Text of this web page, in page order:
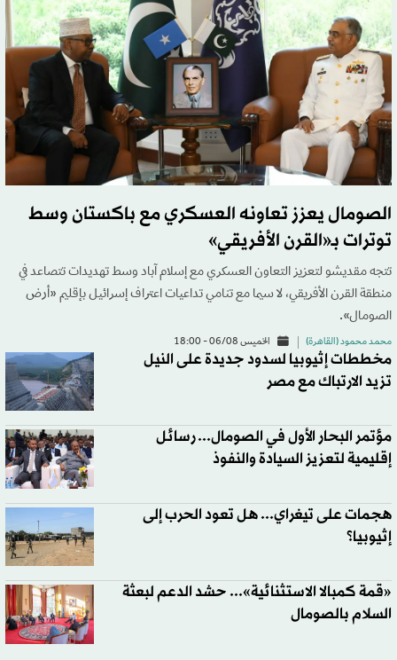
الصومال يعزز تعاونه العسكري مع باكستان وسط
توترات بـ«القرن الأفريقي»
تتجه مقديشو لتعزيز التعاون العسكري مع إسلام آباد وسط تهديدات تتصاعد في
منطقة القرن الأفريقي، لا سيما مع تنامي تداعيات اعتراف إسرائيل بإقليم «أرض
الصومال».
محمد محمود (القاهرة) الخميس 06/08 - 18:00
مخططات إثيوبيا لسدود جديدة على النيل
تزيد الارتباك مع مصر
مؤتمر البحار الأول في الصومال... رسائل
إقليمية لتعزيز السيادة والنفوذ
هجمات على تيغراي... هل تعود الحرب إلى
إثيوبيا؟
«قمة كمبالا الاستثنائية»... حشد الدعم لبعثة
السلام بالصومال